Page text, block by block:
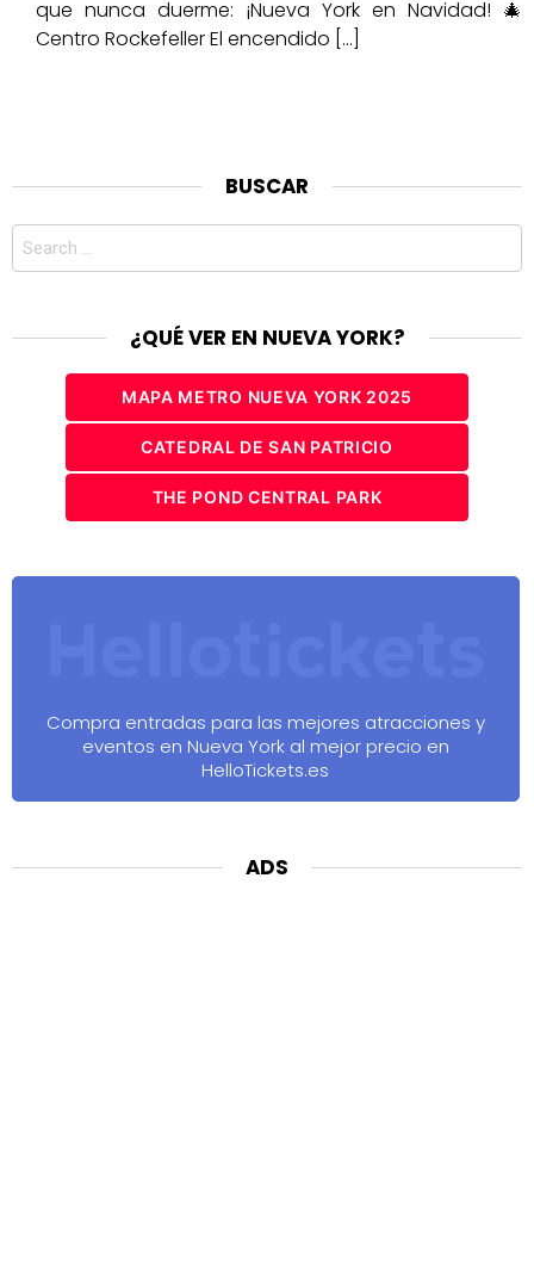
que nunca duerme: ¡Nueva York en Navidad! 🎄
Centro Rockefeller El encendido […]
BUSCAR
Search
¿QUÉ VER EN NUEVA YORK?
MAPA METRO NUEVA YORK 2025
CATEDRAL DE SAN PATRICIO
THE POND CENTRAL PARK
Compra entradas para las mejores atracciones y
eventos en Nueva York al mejor precio en
HelloTickets.es
ADS